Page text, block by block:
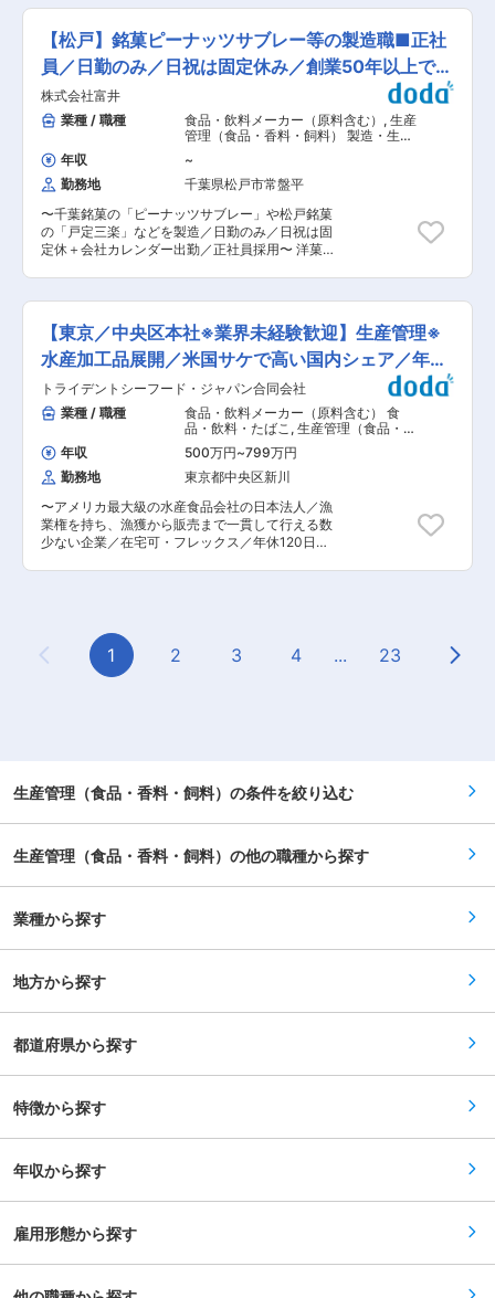
の班の業務を経験します。複数のセンターでの研
修もあり手厚いです。食肉の専門知識は入社後に
しっかり教えていきますのでご安心ください。 ■
組織：製造課と業務課のいずれかへの配属。社員
18名の他、パートさんや派遣さんも多く在籍して
います。30代が若干名、40-50代がボリューム
機械の操作を学んでいただき、並べ方を工夫して
生産効率上げられるかなど、ゆくゆくはマネジメ
ントを目指していただきます。パートの方々のシ
フト管理や、取引先とのやり取りも携わって頂き
ます。 ■当社の特徴： ・当社は三菱商事が推進
する畜産インテグレーションの加工部門として、
ルド食肉加工商品を製造しており、誰もが知る大
手スーパーや外食チェーン、コンビニ等にお届け
るお取引先が多く、業績も安定しております。 ・
残業時間の抑制にも取り組んでおり、年々減少傾
向にあります。 変更の範囲：会社の定める業務
業、機械操作、生産管理などを経験していただき
ステップアップしていただきます。取り扱う野菜
類はブロッコリー、ケール、大根、玉ねぎなどで
す。 ■入社後の流れ： 3か月ほどは先輩社員が
OJTにて指導をします。当社のやり方をしっかり
教えますので、今までの経験は問いません。 ■組
織構成： 課長1名 メンバー4名 ※皆さん未経験か
らの挑戦です！ ■当社について： 契約農家様と
も協力し、食品加工用としてトマトを筆頭に大規
模かつ多品目の野菜を生産しています。栽培して
いるトマト、ケール、ブロッコリー、大根、南
瓜、人参等、一部では有機や農薬を使わない安
心・安全な栽培での生産もしています。現在も加
工用トマトの収穫量は北海道でトップですが、国
産野菜の安定供給に貢献するため、更なる規模拡
大を目指しています。また、近年北海道で盛んと
を開始しています。 ■就業時間補足： （1）8
時〜17時（実働8時間／休憩60分） （2）15時〜
24時（実働8時間／休憩60分）…業務取得状況に
応じて7月〜翌3月の一部期間（シーズンごとに交
代） 変更の範囲：会社の定める業務
【松戸】銘菓ピーナッツサブレー等の製造職■正社
員／日勤のみ／日祝は固定休み／創業50年以上で安
定性有
株式会社富井
業種 / 職種
食品・飲料メーカー（原料含む） , 生産
管理（食品・香料・飼料） 製造・生産
年収
~
勤務地
千葉県松戸市常盤平
〜千葉銘菓の「ピーナッツサブレー」や松戸銘菓
の「戸定三楽」などを製造／日勤のみ／日祝は固
定休＋会社カレンダー出勤／正社員採用〜 洋菓子
だきます。 ＜当社商品例＞ 千葉県産落花生を使
ったピーナッツサブレーやらっかせい最中・パ
イ、その他に焼菓子(フィナンシェやクッキーな
ど）を約20〜30種を製造しています。 ■業務詳
細： （1）製造業務 ピーナッツサブレーの生産ラ
イン作業（サブレー生地をローラーで伸したあと
に型抜き）後、オーブン焼成し冷却後自動包装機
で個包装します。その他、翌日のためにサブレー
生地作りや各種原料の在庫管理・発注業務、工場
内清掃を行います。製造に必要な原料発注やその
他の業務も行っていただきます。 （2）商品管
理・出荷業務・仕上作業 工場で製造している商品
について、自動包装機の操作、簡単なPC操作、
商品の在庫数や期限の管理、発注された商品の出
荷準備、箱詰、包装等の仕上作業等を行っていた
だきます。 ■入社後の流れ： 初めは製造工程を
ら管理業務も学んでいただきます。仕事を通して
お菓子業界の知識や製造に関する知識、マネジメ
ントスキルなどを身につけることができます。製
製造と出荷までの対応を行っております。どちら
五香本店をはじめ、千葉県東葛地域中心に、8店
舗の直営店舗を運営し自社工場（五香工場・八柱
工場）で創業当時からの作り方を変えず、50年間
「お客様に喜ばれる」おいしいお菓子作りと、
業務
【東京／中央区本社※業界未経験歓迎】生産管理※
水産加工品展開／米国サケで高い国内シェア／年休
120日
トライデントシーフード・ジャパン合同会社
業種 / 職種
食品・飲料メーカー（原料含む） 食
品・飲料・たばこ , 生産管理（食品・香
料・飼料） 製造・生産リーダー（食
品・香料・飼料）
年収 500万円~799万円
勤務地
東京都中央区新川
〜アメリカ最大級の水産食品会社の日本法人／漁
業権を持ち、漁獲から販売まで一貫して行える数
少ない企業／在宅可・フレックス／年休120日〜
海産物を安定供給し、大手スーパー・コンビニと
の取引により業績も好調です。 ■業務内容： 国
内の水産加工工場における生産管理を中心に、工
工工場（アラスカ等）のサポート ・各工場におけ
るコスト削減施策の立案・推進 ・ERPシステム
（SAP）に関する工場支援 ・COCおよび環境対
産管理としての専門性を高めつつ、全体最適の視
ップも想定しており、マネジメント志向の方に適
した環境です。 ■組織構成 生産・需給管理部：
部長1名、スタッフ1名（本社） 国内工場出向メン
を推進する体制です。 ■働き方 ・年休120日・土
す（頻度は将来的に変更の可能性あり） ・子育て
中の社員も在籍しており、フレックスタイム制・
時短勤務が活用可能です。育休産休・復帰実績も
ど）関連工場への出張がございます。 変更の範
Previous Page
1 2 3 4 ... 23
生産管理（食品・香料・飼料）の条件を絞り込む
生産管理（食品・香料・飼料）の他の職種から探す
業種から探す
地方から探す
都道府県から探す
特徴から探す
年収から探す
雇用形態から探す